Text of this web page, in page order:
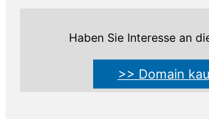
Haben Sie Interesse an
>> Domain